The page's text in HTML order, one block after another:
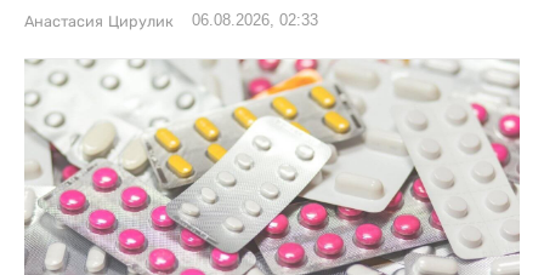
Анастасия Цирулик 06.08.2026, 02:33